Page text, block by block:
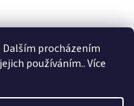
procházením
používáním.. Více